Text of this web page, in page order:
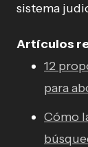
sistema
Artículos
12
para
Cómo